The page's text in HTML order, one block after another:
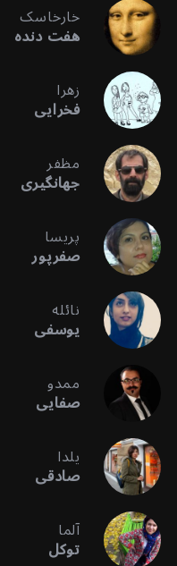
خارخاسک
هفت دنده
زهرا
فخرایی
مظفر
جهانگیری
پریسا
صفرپور
نائله
یوسفی
ممدو
صفایی
یلدا
صادقی
آلما
توکل